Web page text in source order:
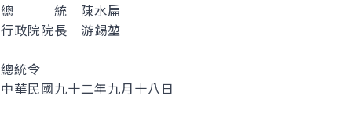
總 統 陳水扁
行政院院長 游錫堃
總統令
中華民國九十二年九月十八日